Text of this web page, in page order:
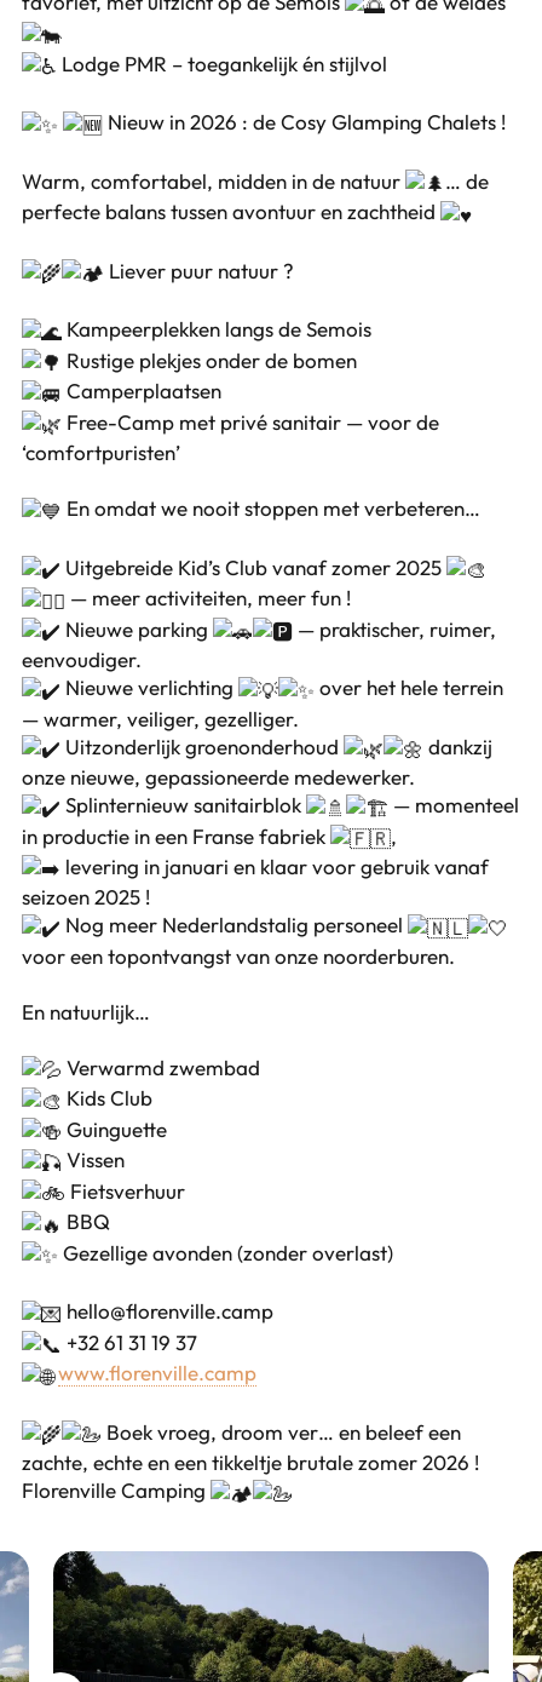
Lodge PMR – toegankelijk én stijlvol
Nieuw in 2026 : de Cosy Glamping Chalets !
Warm, comfortabel, midden in de natuur
… de
perfecte balans tussen avontuur en zachtheid
Liever puur natuur ?
Kampeerplekken langs de Semois
Rustige plekjes onder de bomen
Camperplaatsen
Free-Camp met privé sanitair — voor de
‘comfortpuristen’
En omdat we nooit stoppen met verbeteren…
Uitgebreide Kid’s Club vanaf zomer 2025
— meer activiteiten, meer fun !
Nieuwe parking
— praktischer, ruimer,
eenvoudiger.
Nieuwe verlichting
over het hele terrein
— warmer, veiliger, gezelliger.
Uitzonderlijk groenonderhoud
dankzij
onze nieuwe, gepassioneerde medewerker.
Splinternieuw sanitairblok
— momenteel
in productie in een Franse fabriek
,
levering in januari en klaar voor gebruik vanaf
seizoen 2025 !
Nog meer Nederlandstalig personeel
voor een topontvangst van onze noorderburen.
En natuurlijk…
Verwarmd zwembad
Kids Club
Guinguette
Vissen
Fietsverhuur
BBQ
Gezellige avonden (zonder overlast)
hello@florenville.camp
+32 61 31 19 37
www.florenville.camp
Boek vroeg, droom ver… en beleef een
zachte, echte en een tikkeltje brutale zomer 2026 !
Florenville Camping